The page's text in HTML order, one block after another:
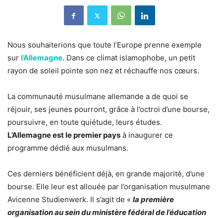
Nous souhaiterions que toute l’Europe prenne exemple
sur l’Allemagne. Dans ce climat islamophobe, un petit
rayon de soleil pointe son nez et réchauffe nos cœurs.
La communauté musulmane allemande a de quoi se
réjouir, ses jeunes pourront, grâce à l’octroi d’une bourse,
poursuivre, en toute quiétude, leurs études.
L’Allemagne est le premier pays à inaugurer ce
programme dédié aux musulmans.
Ces derniers bénéficient déjà, en grande majorité, d’une
bourse. Elle leur est allouée par l’organisation musulmane
Avicenne Studienwerk. Il s’agit de « la première
organisation au sein du ministère fédéral de l’éducation